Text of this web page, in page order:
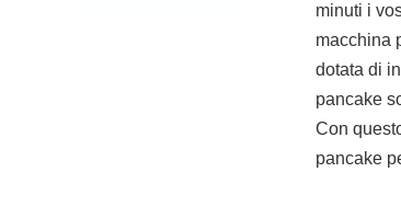
minuti i
macchina
dotata di
pancake
Con
pancake